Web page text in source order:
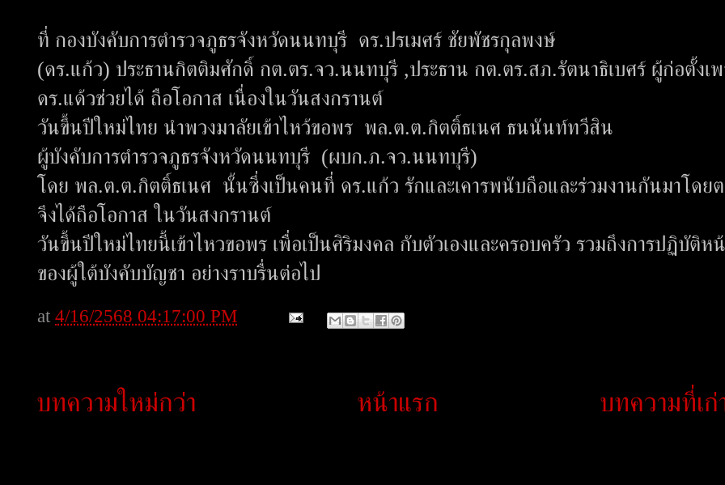
ที่ กองบังคับการตำรวจภูธรจังหวัดนนทบุรี ดร.ปรเมศร์ ชัยพัชรกุลพงษ์
(ดร.แก้ว) ประธานกิตติมศักดิ์ กต.ตร.จว.นนทบุรี ,ประธาน กต.ตร.สภ.รัตนาธิเบศร์ ผู้ก่อตั้งเ
ดร.แด้วช่วยได้ ถือโอกาส เนื่องในวันสงกรานต์
วันขึ้นปีใหม่ไทย นำพวงมาลัยเข้าไหว้ขอพร พล.ต.ต.กิตติ์ธเนศ ธนนันท์ทวีสิน
ผู้บังคับการตำรวจภูธรจังหวัดนนทบุรี (ผบก.ภ.จว.นนทบุรี)
โดย พล.ต.ต.กิตติ์ธเนศ นั้นซึ่งเป็นคนที่ ดร.แก้ว รักและเคารพนับถือและร่วมงานกันมาโดย
จึงได้ถือโอกาส ในวันสงกรานต์
วันขึ้นปีใหม่ไทยนี้เข้าไหวขอพร เพื่อเป็นศิริมงคล กับตัวเองและครอบครัว รวมถึงการปฏิบัติห
ของผู้ใต้บังคับบัญชา อย่างราบรื่นต่อไป
at 4/16/2568 04:17:00 PM
บทความใหม่กว่า บทความที่เก่
หน้าแรก